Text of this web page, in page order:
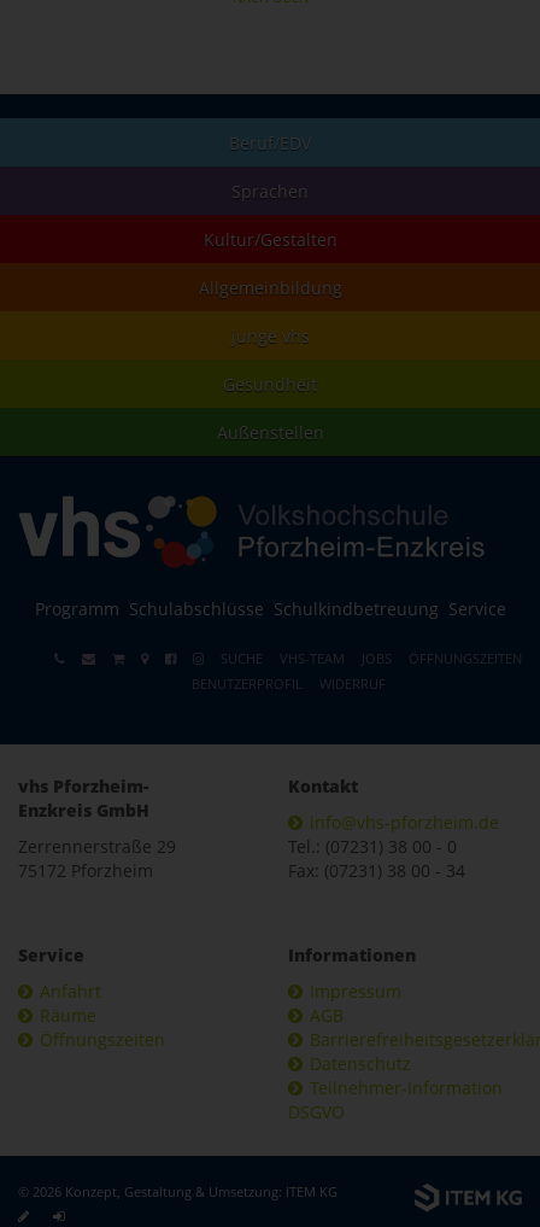
Beruf/EDV
Sprachen
Kultur/Gestalten
Allgemeinbildung
junge vhs
Gesundheit
Außenstellen
Programm Schulabschlüsse Schulkindbetreuung Service
SUCHE VHS-TEAM JOBS
ÖFFNUNGSZEITEN
BENUTZERPROFIL
WIDERRUF
vhs Pforzheim-
Enzkreis GmbH
Zerrennerstraße 29
75172 Pforzheim
Kontakt
info@vhs-pforzheim.de
Tel.: (07231) 38 00 - 0
Fax: (07231) 38 00 - 34
Service
Anfahrt
Räume
Öffnungszeiten
Informationen
Impressum
AGB
Datenschutz
Teilnehmer-Information
DSGVO
© 2026 Konzept, Gestaltung & Umsetzung: ITEM KG